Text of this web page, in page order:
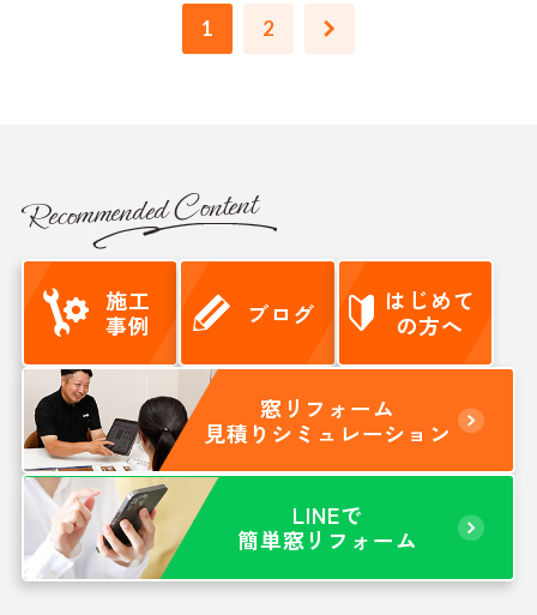
1 2
Recommended Content
施工
事例
ブログ
はじめて
の方へ
窓リフォーム
見積りシミュレーション
LINEで
簡単窓リフォーム